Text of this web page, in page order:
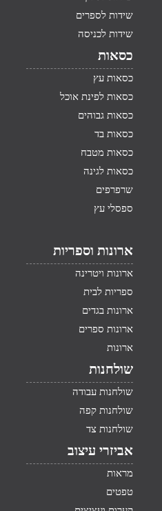
שידות לספרים
שידות לכניסה
כסאות
כסאות עץ
כסאות לפינת אוכל
כסאות גבוהים
כסאות בד
כסאות מטבח
כסאות לגינה
שרפרפים
ספסלי עץ
ארונות וספריות
ארונות ויטרינה
ספריות לבית
ארונות בגדים
ארונות ספרים
ארונות
שולחנות
שולחנות עבודה
שולחנות קפה
שולחנות צד
אביזרי עיצוב
מראות
טפטים